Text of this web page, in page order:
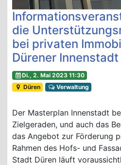
die
bei privaten
Dürener Innenstadt
Di., 2. Mai 2023 11:30
Düren
Verwaltung
Der Masterplan Innenstadt
Zielgeraden, und auch das
das Angebot zur Förderung
Rahmen des Hofs- und
Stadt Düren läuft